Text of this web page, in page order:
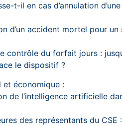
t-il en cas d’annulation
d’un accident mortel pour
contrôle du forfait jours :
le dispositif ?
et économique :
de l’intelligence artificielle
des représentants du